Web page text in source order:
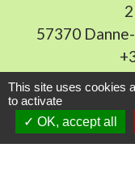
57370
Lundi de
Mardi, jeudi et
This site uses cookies
to activate
OK, accept all